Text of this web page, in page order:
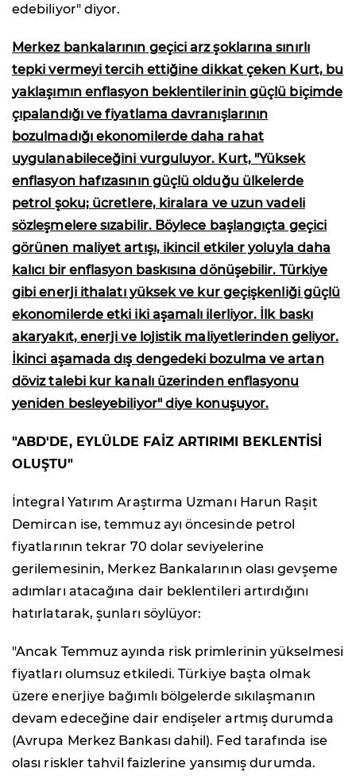
edebiliyor" diyor.
Merkez bankalarının geçici arz şoklarına sınırlı
tepki vermeyi tercih ettiğine dikkat çeken Kurt, bu
yaklaşımın enflasyon beklentilerinin güçlü biçimde
çıpalandığı ve fiyatlama davranışlarının
bozulmadığı ekonomilerde daha rahat
uygulanabileceğini vurguluyor. Kurt, "Yüksek
enflasyon hafızasının güçlü olduğu ülkelerde
petrol şoku; ücretlere, kiralara ve uzun vadeli
sözleşmelere sızabilir. Böylece başlangıçta geçici
görünen maliyet artışı, ikincil etkiler yoluyla daha
kalıcı bir enflasyon baskısına dönüşebilir. Türkiye
gibi enerji ithalatı yüksek ve kur geçişkenliği güçlü
ekonomilerde etki iki aşamalı ilerliyor. İlk baskı
akaryakıt, enerji ve lojistik maliyetlerinden geliyor.
İkinci aşamada dış dengedeki bozulma ve artan
döviz talebi kur kanalı üzerinden enflasyonu
yeniden besleyebiliyor" diye konuşuyor.
"ABD'DE, EYLÜLDE FAİZ ARTIRIMI BEKLENTİSİ
OLUŞTU"
İntegral Yatırım Araştırma Uzmanı Harun Raşit
Demircan ise, temmuz ayı öncesinde petrol
fiyatlarının tekrar 70 dolar seviyelerine
gerilemesinin, Merkez Bankalarının olası gevşeme
adımları atacağına dair beklentileri artırdığını
hatırlatarak, şunları söylüyor:
"Ancak Temmuz ayında risk primlerinin yükselmesi
fiyatları olumsuz etkiledi. Türkiye başta olmak
üzere enerjiye bağımlı bölgelerde sıkılaşmanın
devam edeceğine dair endişeler artmış durumda
(Avrupa Merkez Bankası dahil). Fed tarafında ise
olası riskler tahvil faizlerine yansımış durumda.